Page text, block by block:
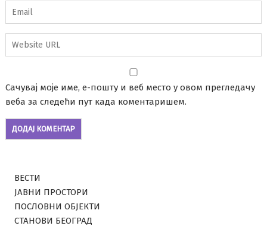
Сачувај моје име, е-пошту и веб место у овом прегледачу
веба за следећи пут када коментаришем.
ВЕСТИ
ЈАВНИ ПРОСТОРИ
ПОСЛОВНИ ОБЈЕКТИ
СТАНОВИ БЕОГРАД